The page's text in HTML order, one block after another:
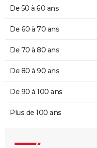
De 50 à 60 ans
De 60 à 70 ans
De 70 à 80 ans
De 80 à 90 ans
De 90 à 100 ans
Plus de 100 ans